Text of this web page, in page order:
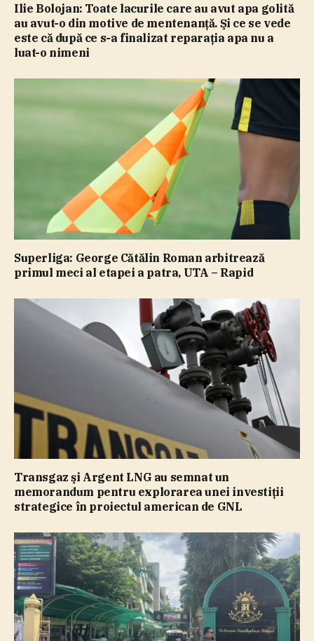
Ilie Bolojan: Toate lacurile care au avut apa golită
au avut-o din motive de mentenanţă. Şi ce se vede
este că după ce s-a finalizat reparaţia apa nu a
luat-o nimeni
Superliga: George Cătălin Roman arbitrează
primul meci al etapei a patra, UTA – Rapid
Transgaz şi Argent LNG au semnat un
memorandum pentru explorarea unei investiţii
strategice în proiectul american de GNL